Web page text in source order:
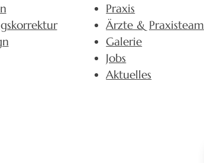
Praxis
Ärzte & Praxisteam
Galerie
Jobs
Aktuelles